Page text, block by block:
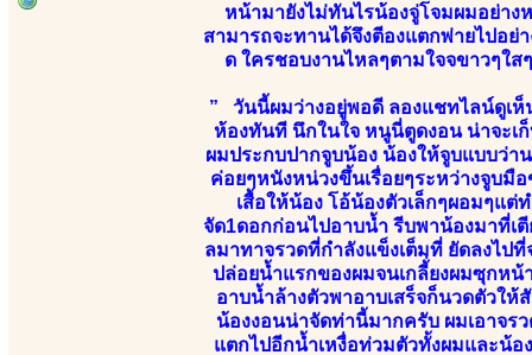
หน้ามายังไม่ทันไรน้องจู่โจมผมอย่า
สามารถจะทานได้จึงตีองแตกพ่ายไปอย่
ด ใครชอบงานไหลๆตามใจจขาวๆใส
” วันนี้ผมว่างอยู่พอดี ลองแชทไลน์ดูเห็
ห้องทันที นึกในใจ หนูนี่ตูดงอน น่าจะเ
ผมประกบปากจูบน้อง น้องให้จูบแบบว่า
ค่อยๆหนังหน่วงขึ้นเรื่อยๆระหว่างจูบ
เสื้อให้น้อง โอ้น้องตัวเล็กๆผอมๆ
จัด1ดอกก่อนไปอาบน้ำ รีบพาน้องมาที่เ
ลมาทาจรวดที่กำลังแข็งเต็มที่ ยัดลงไป
ปล่อยน้ำแรกของผมจนเกลี้่ยงผมซุกห
อาบน้ำล้างตัวพาอาบเสร็จก็นวดตัวใ
น้องงอนน่าจัดท่านี้มากครับ ผมเอาจร
แตกไปอีกน้ำเหงื่อท่วมตัวทั้งผมและน้